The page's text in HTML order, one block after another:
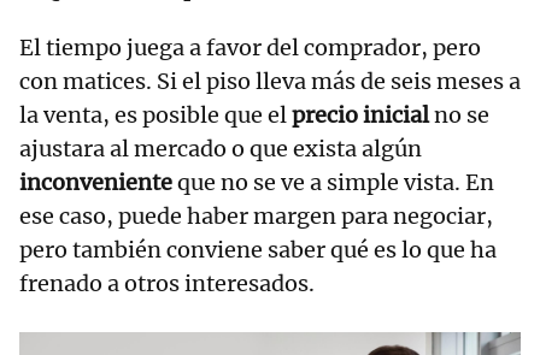
El tiempo juega a favor del comprador, pero
con matices. Si el piso lleva más de seis meses a
la venta, es posible que elprecio inicialno se
ajustara al mercado o que exista algún
inconvenienteque no se ve a simple vista. En
ese caso, puede haber margen para negociar,
pero también conviene saber qué es lo que ha
frenado a otros interesados.